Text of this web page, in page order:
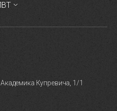
Купревича, 1/1